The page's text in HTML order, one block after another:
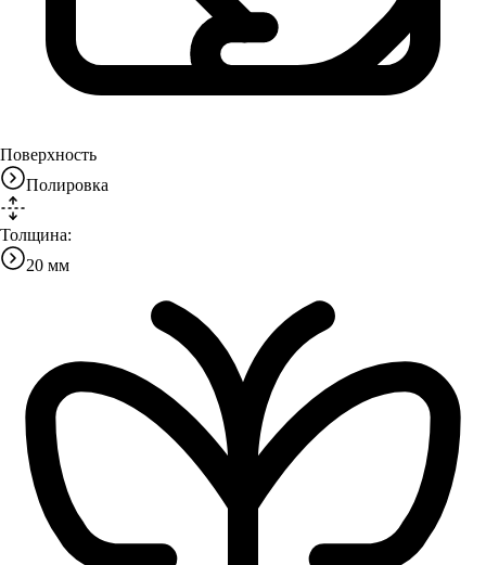
Поверхность
Полировка
Толщина:
20 мм